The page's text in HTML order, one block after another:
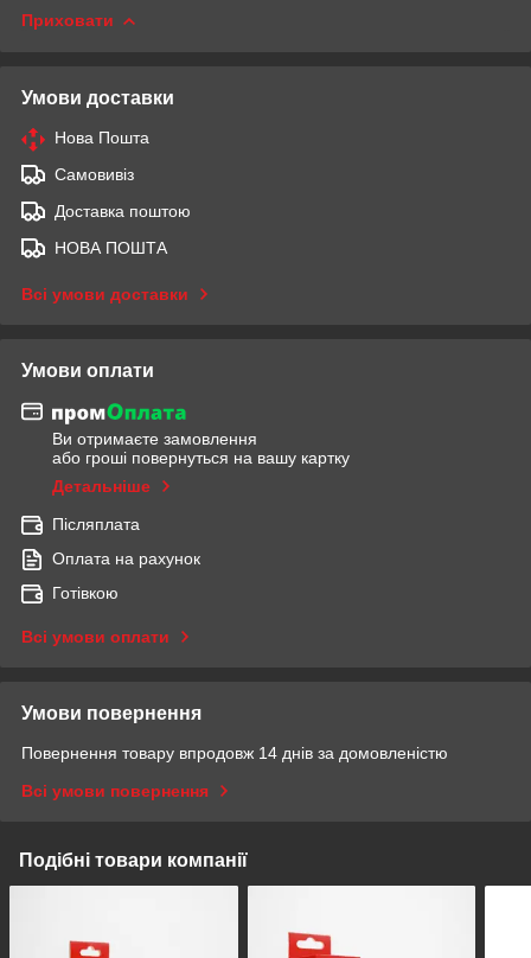
Приховати
Умови доставки
Нова Пошта
Самовивіз
Доставка поштою
НОВА ПОШТА
Всі умови доставки
Умови оплати
Ви отримаєте замовлення
або гроші повернуться на вашу картку
Детальніше
Післяплата
Оплата на рахунок
Готівкою
Всі умови оплати
Умови повернення
Повернення товару впродовж 14 днів за домовленістю
Всі умови повернення
Подібні товари компанії